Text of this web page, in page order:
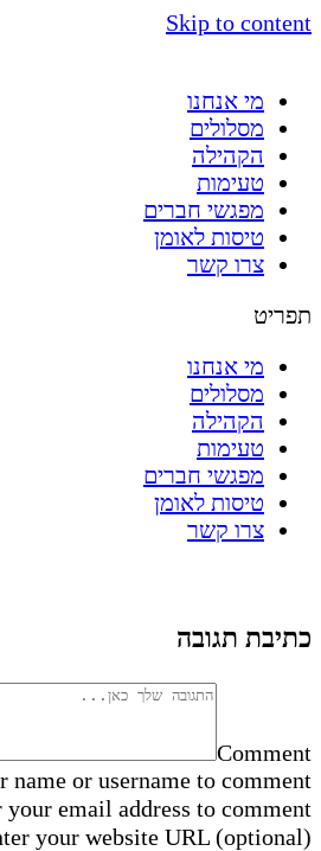
Skip to content
מי אנחנו
מסלולים
הקהילה
טעימות
מפגשי חברים
טיסות לאומן
צרו קשר
תפריט
מי אנחנו
מסלולים
הקהילה
טעימות
מפגשי חברים
טיסות לאומן
צרו קשר
כתיבת תגובה
Comment
name or username to comment
your email address to comment
your website URL (optional)